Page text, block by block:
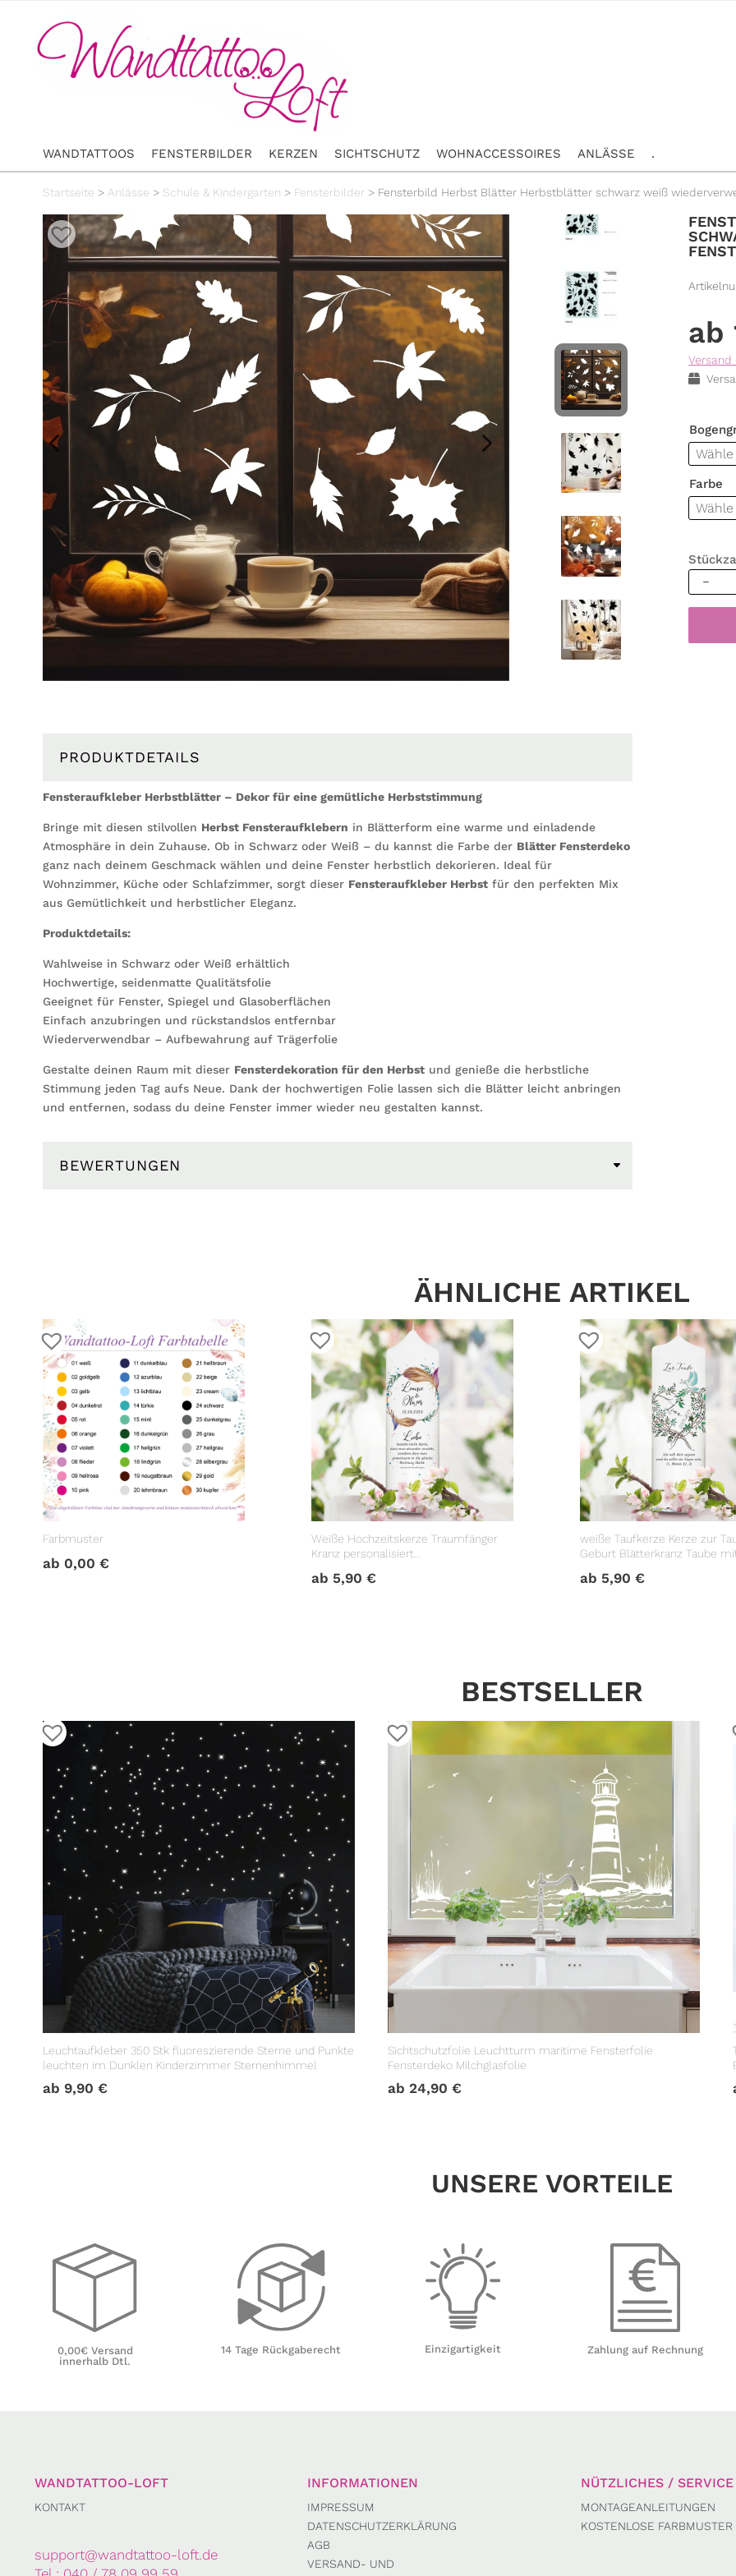
WANDTATTOOS FENSTERBILDER KERZEN SICHTSCHUTZ WOHNACCESSOIRES ANLÄSSE .
Startseite > Anlässe > Schule & Kindergarten > Fensterbilder > Fensterbild Herbst Blätter Herbstblätter schwarz weiß
Versand
Farbe
Herbst
PRODUKTDETAILS
Fensteraufkleber Herbstblätter – Dekor für eine gemütliche Herbststimmung
Bringe mit diesen stilvollen Herbst Fensteraufklebern in Blätterform eine warme und einladende
Atmosphäre in dein Zuhause. Ob in Schwarz oder Weiß – du kannst die Farbe der Blätter Fensterdeko
ganz nach deinem Geschmack wählen und deine Fenster herbstlich dekorieren. Ideal für
Wohnzimmer, Küche oder Schlafzimmer, sorgt dieser Fensteraufkleber Herbst für den perfekten Mix
aus Gemütlichkeit und herbstlicher Eleganz.
Produktdetails:
Wahlweise in Schwarz oder Weiß erhältlich
Hochwertige, seidenmatte Qualitätsfolie
Geeignet für Fenster, Spiegel und Glasoberflächen
Einfach anzubringen und rückstandslos entfernbar
Wiederverwendbar – Aufbewahrung auf Trägerfolie
Gestalte deinen Raum mit dieser Fensterdekoration für den Herbst und genieße die herbstliche
Stimmung jeden Tag aufs Neue. Dank der hochwertigen Folie lassen sich die Blätter leicht anbringen
und entfernen, sodass du deine Fenster immer wieder neu gestalten kannst.
BEWERTUNGEN
ÄHNLICHE ARTIKEL
Farbmuster
ab 0,00 €
Weiße Hochzeitskerze Traumfänger
Kranz personalisiert
ab 5,90€
weiße Taufkerze Kerze zur
Geburt Blätterkranz Taube
ab 5,90€
BESTSELLER
Leuchtaufkleber 350 Stk fluoreszierende Sterne und Punkte
leuchten im Dunklen Kinderzimmer Sternenhimmel
ab 9,90 €
Sichtschutzfolie Leuchtturm maritime Fensterfolie
Fensterdeko Milchglasfolie
ab 24,90 €
UNSERE VORTEILE
0,00€ Versand
innerhalb Dtl.
14 Tage Rückgaberecht Einzigartigkeit Zahlung auf Rechnung
WANDTATTOO-LOFT
KONTAKT
support@wandtattoo-loft.de
INFORMATIONEN
IMPRESSUM
DATENSCHUTZERKLÄRUNG
AGB
VERSAND- UND
NÜTZLICHES / SERVICE
MONTAGEANLEITUNGEN
KOSTENLOSE FARBMUSTER